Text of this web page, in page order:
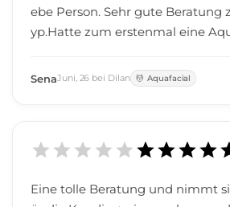
ebe Person. Sehr gute Beratung
yp.Hatte zum erstenmal eine
ehandlung ziemlich gut und
üllt. Würde auf jeden Fall weiter
SenaJuni, 26 bei Dilan Aquafacial
Eine tolle Beratung und nimmt